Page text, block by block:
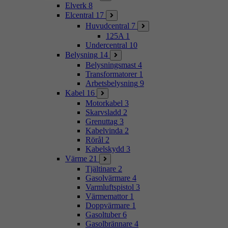
Elverk 8
Elcentral 17
Huvudcentral 7
125A 1
Undercentral 10
Belysning 14
Belysningsmast 4
Transformatorer 1
Arbetsbelysning 9
Kabel 16
Motorkabel 3
Skarvsladd 2
Grenuttag 3
Kabelvinda 2
Rörål 2
Kabelskydd 3
Värme 21
Tjältinare 2
Gasolvärmare 4
Varmluftspistol 3
Värmemattor 1
Doppvärmare 1
Gasoltuber 6
Gasolbrännare 4